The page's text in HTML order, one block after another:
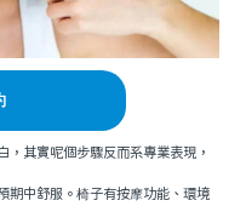
其實呢個步驟反而系專業表現，
中舒服。椅子有按摩功能、環境